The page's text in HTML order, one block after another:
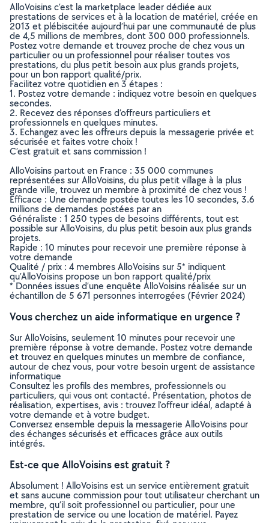
AlloVoisins c’est la marketplace leader dédiée aux
prestations de services et à la location de matériel, créée en
2013 et plébiscitée aujourd’hui par une communauté de plus
de 4,5 millions de membres, dont 300 000 professionnels.
Postez votre demande et trouvez proche de chez vous un
particulier ou un professionnel pour réaliser toutes vos
prestations, du plus petit besoin aux plus grands projets,
pour un bon rapport qualité/prix.
Facilitez votre quotidien en 3 étapes :
1. Postez votre demande : indiquez votre besoin en quelques
secondes.
2. Recevez des réponses d’offreurs particuliers et
professionnels en quelques minutes.
3. Echangez avec les offreurs depuis la messagerie privée et
sécurisée et faites votre choix !
C’est gratuit et sans commission !
AlloVoisins partout en France : 35 000 communes
représentées sur AlloVoisins, du plus petit village à la plus
grande ville, trouvez un membre à proximité de chez vous !
Efficace : Une demande postée toutes les 10 secondes, 3.6
millions de demandes postées par an
Généraliste : 1 250 types de besoins différents, tout est
possible sur AlloVoisins, du plus petit besoin aux plus grands
projets.
Rapide : 10 minutes pour recevoir une première réponse à
votre demande
Qualité / prix : 4 membres AlloVoisins sur 5* indiquent
qu’AlloVoisins propose un bon rapport qualité/prix
* Données issues d’une enquête AlloVoisins réalisée sur un
échantillon de 5 671 personnes interrogées (Février 2024)
Vous cherchez un aide informatique en urgence ?
Sur AlloVoisins, seulement 10 minutes pour recevoir une
première réponse à votre demande. Postez votre demande
et trouvez en quelques minutes un membre de confiance,
autour de chez vous, pour votre besoin urgent de assistance
informatique
Consultez les profils des membres, professionnels ou
particuliers, qui vous ont contacté. Présentation, photos de
réalisation, expertises, avis : trouvez l'offreur idéal, adapté à
votre demande et à votre budget.
Conversez ensemble depuis la messagerie AlloVoisins pour
des échanges sécurisés et efficaces grâce aux outils
intégrés.
Est-ce que AlloVoisins est gratuit ?
Absolument ! AlloVoisins est un service entièrement gratuit
et sans aucune commission pour tout utilisateur cherchant un
membre, qu’il soit professionnel ou particulier, pour une
prestation de service ou une location de matériel. Payez